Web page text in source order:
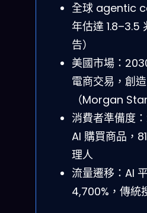
全球 agentic
年估達
告）
美國市場：
電商交易，創
（Morgan
消費者準備度
AI 購買商品，
理人
流量遷移：AI
4,700%，傳統